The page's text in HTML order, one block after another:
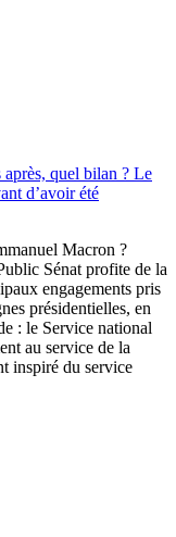
quel bilan ? Le
d’avoir été
Macron ?
Sénat profite de la
engagements pris
présidentielles, en
: le Service national
au service de la
inspiré du service